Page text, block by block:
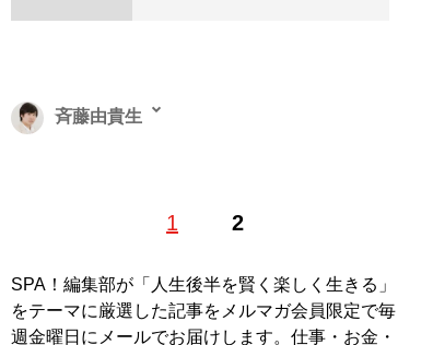
1 2
斉藤由貴生
で執筆。母方の祖父はチャコット創業者、父
婚。中学1年生の頃より、企業のホームページ作成業務
を個人で請負い収入を得る。それを元手に高級腕時計を
購入。その頃、買った値段より高く売る腕時計投資を考
SPA！編集部が「人生後半を賢く楽しく生きる」
をテーマに厳選した記事をメルマガ会員限定で毎
週金曜日にメールでお届けします。仕事・お金・